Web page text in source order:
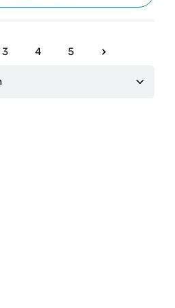
Seite
3
Seite
4
Seite
5